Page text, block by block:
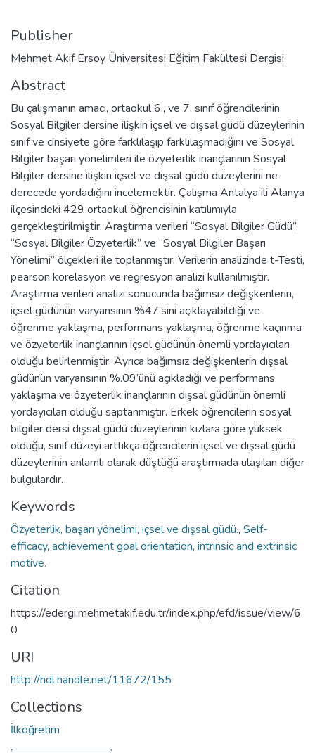
Publisher
Mehmet Akif Ersoy Üniversitesi Eğitim Fakültesi Dergisi
Abstract
Bu çalışmanın amacı, ortaokul 6., ve 7. sınıf öğrencilerinin
Sosyal Bilgiler dersine ilişkin içsel ve dışsal güdü düzeylerinin
sınıf ve cinsiyete göre farklılaşıp farklılaşmadığını ve Sosyal
Bilgiler başarı yönelimleri ile özyeterlik inançlarının Sosyal
Bilgiler dersine ilişkin içsel ve dışsal güdü düzeylerini ne
derecede yordadığını incelemektir. Çalışma Antalya ili Alanya
ilçesindeki 429 ortaokul öğrencisinin katılımıyla
gerçekleştirilmiştir. Araştırma verileri “Sosyal Bilgiler Güdü”,
“Sosyal Bilgiler Özyeterlik” ve “Sosyal Bilgiler Başarı
Yönelimi” ölçekleri ile toplanmıştır. Verilerin analizinde t-Testi,
pearson korelasyon ve regresyon analizi kullanılmıştır.
Araştırma verileri analizi sonucunda bağımsız değişkenlerin,
içsel güdünün varyansının %47’sini açıklayabildiği ve
öğrenme yaklaşma, performans yaklaşma, öğrenme kaçınma
ve özyeterlik inançlarının içsel güdünün önemli yordayıcıları
olduğu belirlenmiştir. Ayrıca bağımsız değişkenlerin dışsal
güdünün varyansının %.09’ünü açıkladığı ve performans
yaklaşma ve özyeterlik inançlarının dışsal güdünün önemli
yordayıcıları olduğu saptanmıştır. Erkek öğrencilerin sosyal
bilgiler dersi dışsal güdü düzeylerinin kızlara göre yüksek
olduğu, sınıf düzeyi arttıkça öğrencilerin içsel ve dışsal güdü
düzeylerinin anlamlı olarak düştüğü araştırmada ulaşılan diğer
bulgulardır.
Keywords
Özyeterlik, başarı yönelimi, içsel ve dışsal güdü., Self-
efficacy, achievement goal orientation, intrinsic and extrinsic
motive.
Citation
https://edergi.mehmetakif.edu.tr/index.php/efd/issue/view/6
0
URI
http://hdl.handle.net/11672/155
Collections
İlköğretim